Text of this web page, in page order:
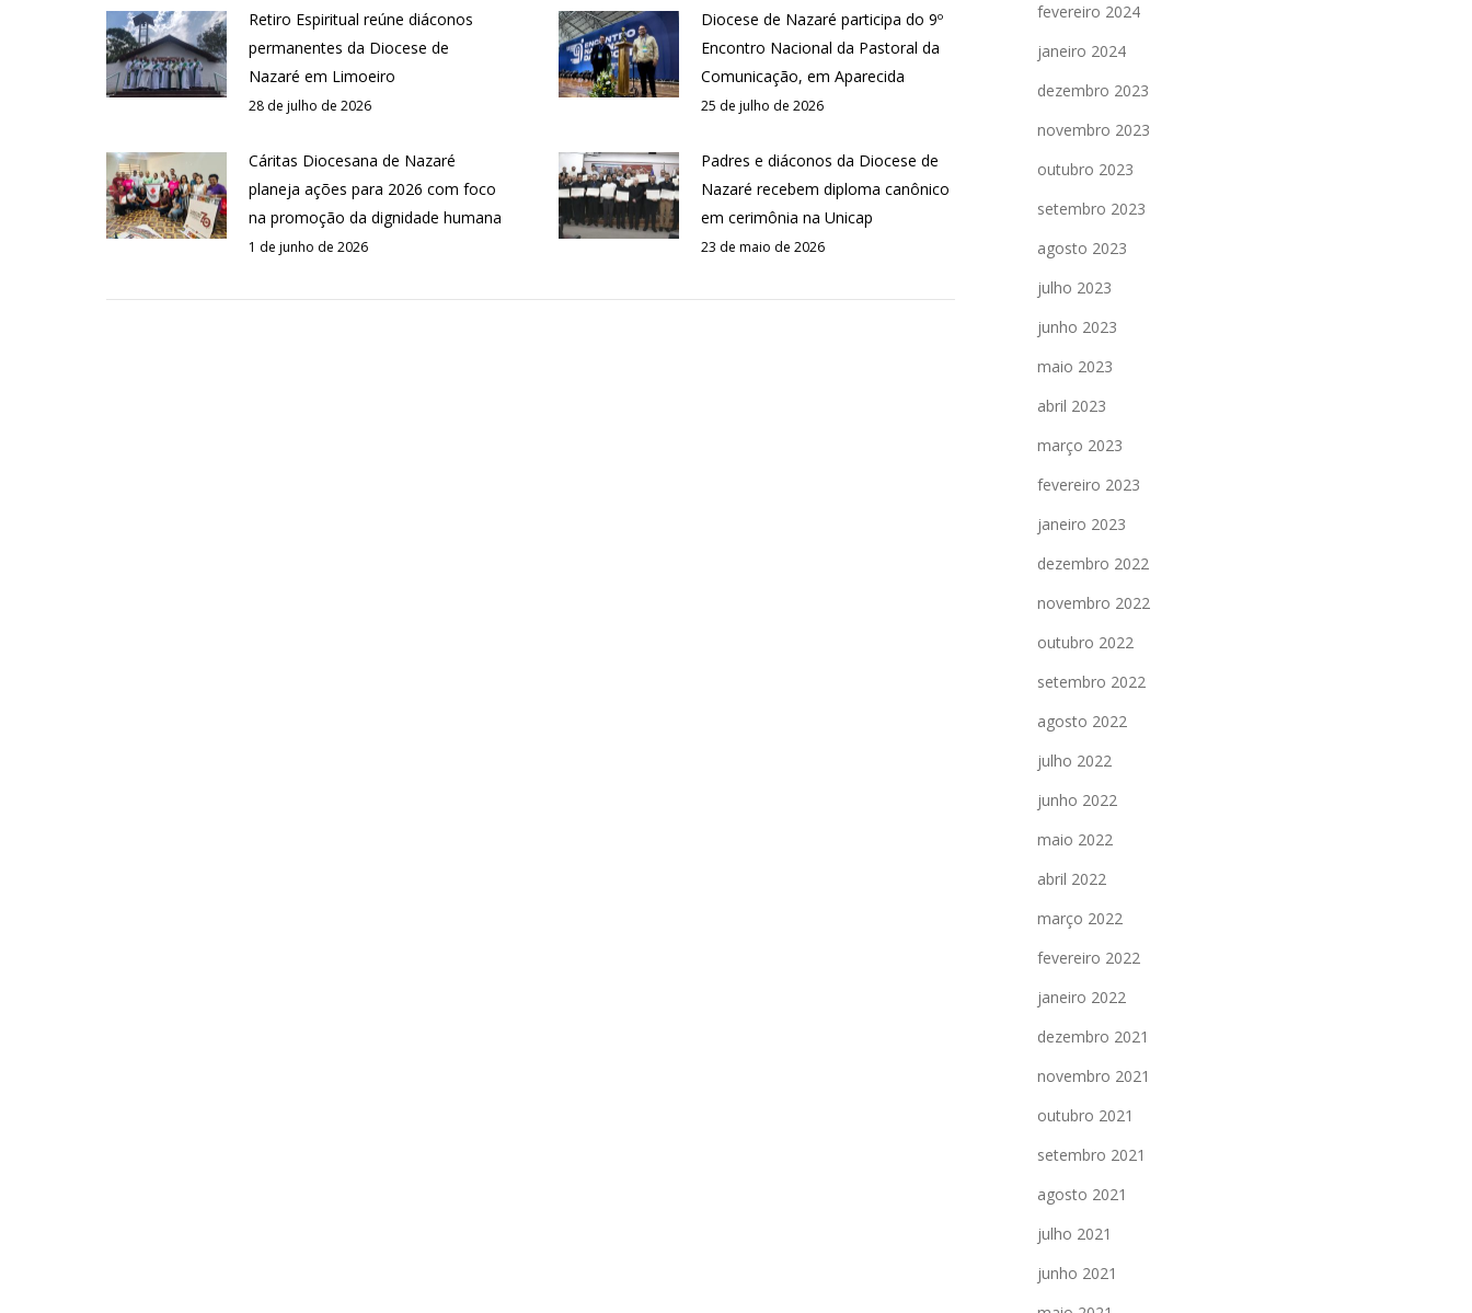
Retiro Espiritual reúne diáconos
permanentes da Diocese de
Nazaré em Limoeiro
28 de julho de 2026
Diocese de Nazaré participa do 9º
Encontro Nacional da Pastoral da
Comunicação, em Aparecida
25 de julho de 2026
Cáritas Diocesana de Nazaré
planeja ações para 2026 com foco
na promoção da dignidade humana
1 de junho de 2026
Padres e diáconos da Diocese de
Nazaré recebem diploma canônico
em cerimônia na Unicap
23 de maio de 2026
fevereiro 2024
janeiro 2024
dezembro 2023
novembro 2023
outubro 2023
setembro 2023
agosto 2023
julho 2023
junho 2023
maio 2023
abril 2023
março 2023
fevereiro 2023
janeiro 2023
dezembro 2022
novembro 2022
outubro 2022
setembro 2022
agosto 2022
julho 2022
junho 2022
maio 2022
abril 2022
março 2022
fevereiro 2022
janeiro 2022
dezembro 2021
novembro 2021
outubro 2021
setembro 2021
agosto 2021
julho 2021
junho 2021